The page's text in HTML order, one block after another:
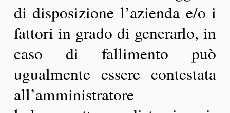
di disposizione l’azienda e/o i
fattori in grado di generarlo, in
caso di fallimento può
ugualmente essere contestata
all’amministratore